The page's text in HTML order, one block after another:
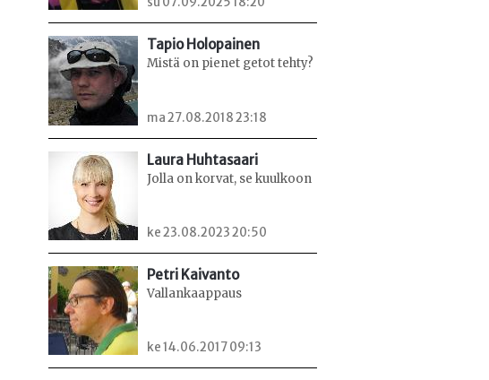
Tapio Holopainen
Mistä on pienet getot tehty?
ma 27.08.2018 23:18
Laura Huhtasaari
Jolla on korvat, se kuulkoon
ke 23.08.2023 20:50
Petri Kaivanto
Vallankaappaus
ke 14.06.2017 09:13